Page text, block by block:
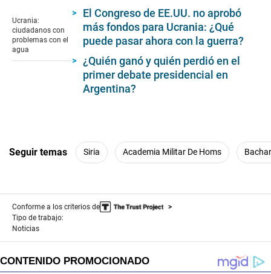
of
3
minutes,
49
seconds
Ucrania:
ciudadanos con
problemas con el
agua
El Congreso de EE.UU. no aprobó
más fondos para Ucrania: ¿Qué
puede pasar ahora con la guerra?
¿Quién ganó y quién perdió en el
primer debate presidencial en
Argentina?
Seguir temas Siria Academia Militar De Homs
Conforme a los criterios de
Tipo de trabajo:
Noticias